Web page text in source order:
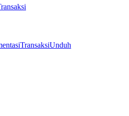
TransaksiUnduh